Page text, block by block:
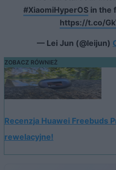
#XiaomiHyperOS in the
https://t.co/
— Lei Jun (@leijun)
ZOBACZ RÓWNIEŻ
Recenzja Huawei Freebuds
rewelacyjne!